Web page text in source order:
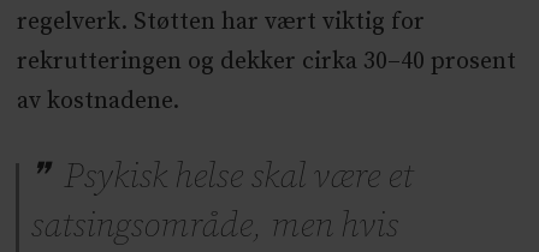
regelverk. Støtten har vært viktig for
rekrutteringen og dekker cirka 30–40 prosent
av kostnadene.
Psykisk helse skal være et
satsingsområde, men hvis